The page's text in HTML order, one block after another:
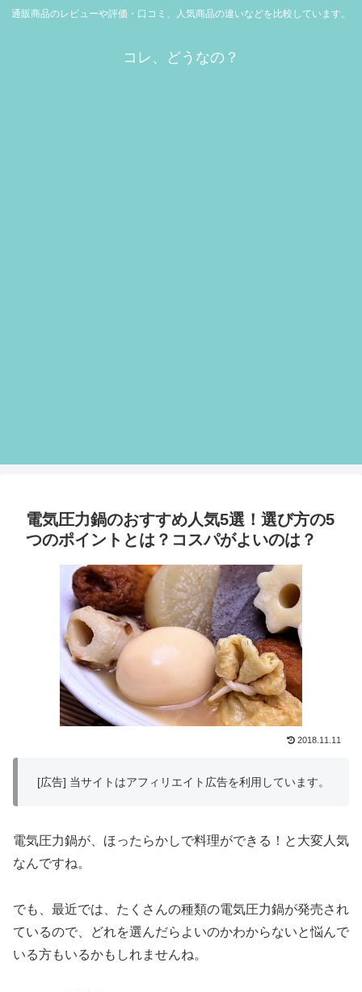
通販商品のレビューや評価・口コミ、人気商品の違いなどを比較しています。
コレ、どうなの？
電気圧力鍋のおすすめ人気5選！選び方の5
つのポイントとは？コスパがよいのは？
2018.11.11
[広告] 当サイトはアフィリエイト広告を利用しています。
電気圧力鍋が、ほったらかしで料理ができる！と大変人気
なんですね。
でも、最近では、たくさんの種類の電気圧力鍋が発売され
ているので、どれを選んだらよいのかわからないと悩んで
いる方もいるかもしれませんね。